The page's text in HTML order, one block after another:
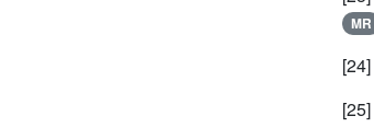
MR
[24]
[25]